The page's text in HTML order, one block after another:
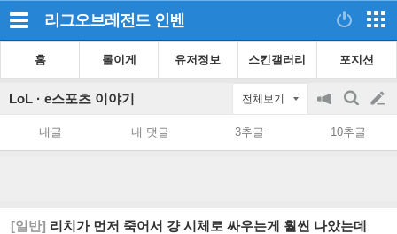
리그오브레전드 인벤
홈 롤이게 유저정보 스킨갤러리 포지션
LoL · e스포츠 이야기 전체보기
공
지
on/off
검
색
글
쓰
내글 내 댓글 3추글 10추글
[일반] 리치가 먼저 죽어서 걍 시체로 싸우는게 훨씬 나았는데